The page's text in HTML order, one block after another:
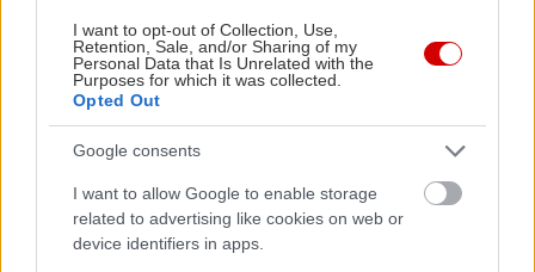
I want to opt-out of Collection, Use,
Retention, Sale, and/or Sharing of my
Personal Data that Is Unrelated with the
Purposes for which it was collected.
Opted Out
Google consents
I want to allow Google to enable storage
related to advertising like cookies on web or
device identifiers in apps.
• Χώρος αποσκευών 552 λίτρα - 1.310 λίτρα.
• Δυνατότητα ρυμούλκησης έως 1.600 κιλά.
Το νέο Deepal S05 Plug-in Hybrid είναι διαθέσιμο
στις εκδόσεις Max και Ultra, προσφέροντας
προηγμένη τεχνολογία, premium άνεση και
υψηλό επίπεδο εξοπλισμού. Επιπρόσθετα στην